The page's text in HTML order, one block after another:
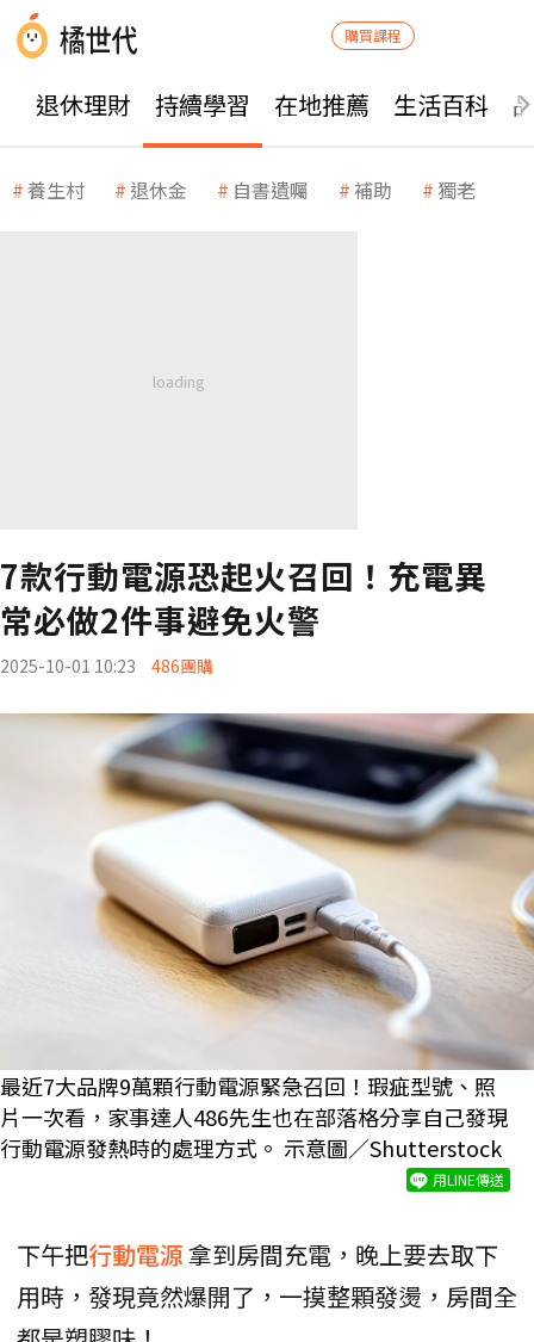
購買課程
退休理財 持續學習 在地推薦 生活百科
養生村 退休金 自書遺囑 補助 獨老
7款行動電源恐起火召回！充電異
常必做2件事避免火警
2025-10-01 10:23 486團購
最近7大品牌9萬顆行動電源緊急召回！瑕疵型號、照
片一次看，家事達人486先生也在部落格分享自己發現
行動電源發熱時的處理方式。 示意圖／Shutterstock
用LINE傳送
下午把行動電源拿到房間充電，晚上要去取下
用時，發現竟然爆開了，一摸整顆發燙，房間全